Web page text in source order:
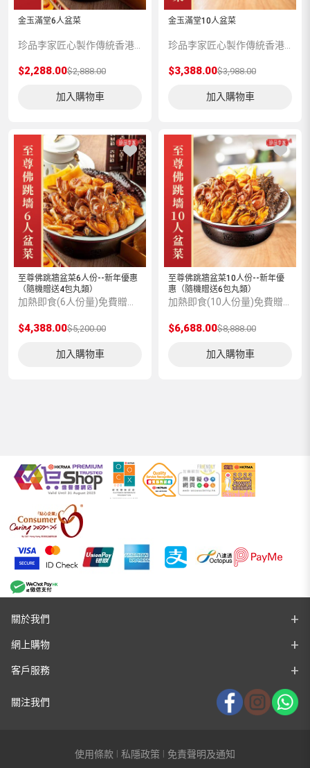
金玉滿堂6人盆菜
$2,288.00$2,888.00
加入購物車
金玉滿堂10人盆菜
$3,388.00$3,988.00
加入購物車
至尊佛跳牆盆菜6人份--新年優惠
（隨機贈送4包丸類）
加熱即食(6人份量)免費贈送保溫袋 , 保溫盒及不鏽鋼盆
$4,388.00$5,200.00
加入購物車
至尊佛跳牆盆菜10人份--新年優
惠（隨機贈送6包丸類）
加熱即食(10人份量)免費贈送保溫袋 , 保溫盒及不鏽鋼盆
$6,688.00$8,888.00
加入購物車
關於我們
網上購物
客戶服務
關注我們
使用條款 私隱政策 免責聲明及通知